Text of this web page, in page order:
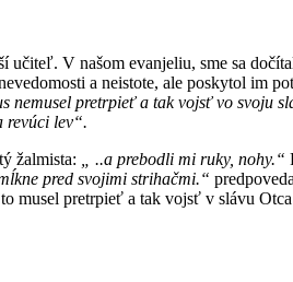
učiteľ. V našom evanjeliu, sme sa
a neistote, ale poskytol im
nemusel pretrpieť a tak vojsť vo svoju
revúci lev“.
žalmista:
„ ..a prebodli mi ruky, nohy.“
pred svojimi strihačmi.“
musel pretrpieť a tak vojsť v slávu